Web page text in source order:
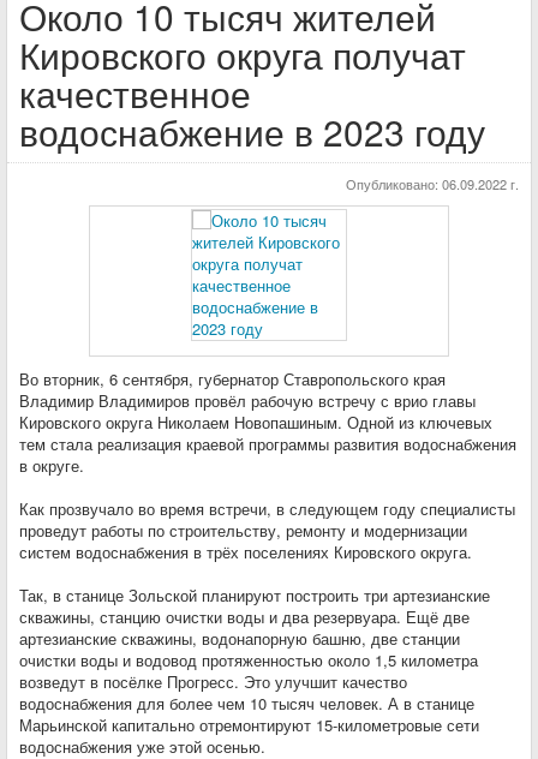
Около 10 тысяч жителей
Кировского округа получат
качественное
водоснабжение в 2023 году
Опубликовано: 06.09.2022 г.
Во вторник, 6 сентября, губернатор Ставропольского края
Владимир Владимиров провёл рабочую встречу с врио главы
Кировского округа Николаем Новопашиным. Одной из ключевых
тем стала реализация краевой программы развития водоснабжения
в округе.
Как прозвучало во время встречи, в следующем году специалисты
проведут работы по строительству, ремонту и модернизации
систем водоснабжения в трёх поселениях Кировского округа.
Так, в станице Зольской планируют построить три артезианские
скважины, станцию очистки воды и два резервуара. Ещё две
артезианские скважины, водонапорную башню, две станции
очистки воды и водовод протяженностью около 1,5 километра
возведут в посёлке Прогресс. Это улучшит качество
водоснабжения для более чем 10 тысяч человек. А в станице
Марьинской капитально отремонтируют 15-километровые сети
водоснабжения уже этой осенью.